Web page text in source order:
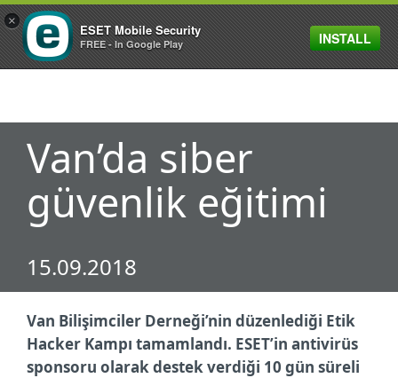
MENU
Van’da siber
güvenlik eğitimi
15.09.2018
Van Bilişimciler Derneği’nin düzenlediği Etik
Hacker Kampı tamamlandı. ESET’in antivirüs
sponsoru olarak destek verdiği 10 gün süreli
×
ESET Mobile Security
FREE - In Google Play INSTALL